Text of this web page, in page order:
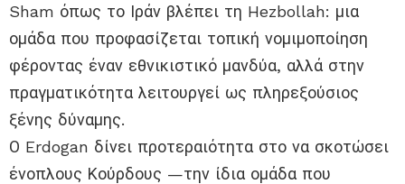
Sham όπως το Ιράν βλέπει τη Hezbollah: μια
ομάδα που προφασίζεται τοπική νομιμοποίηση
φέροντας έναν εθνικιστικό μανδύα, αλλά στην
πραγματικότητα λειτουργεί ως πληρεξούσιος
ξένης δύναμης.
Ο Erdogan δίνει προτεραιότητα στο να σκοτώσει
ένοπλους Κούρδους —την ίδια ομάδα που